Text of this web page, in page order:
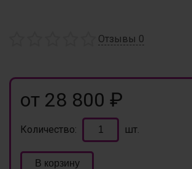
Отзывы 0
от 28 800 ₽
Количество: шт.
В корзину